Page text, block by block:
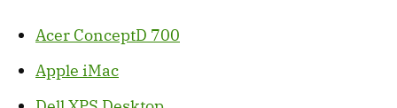
Acer ConceptD 700
Apple iMac